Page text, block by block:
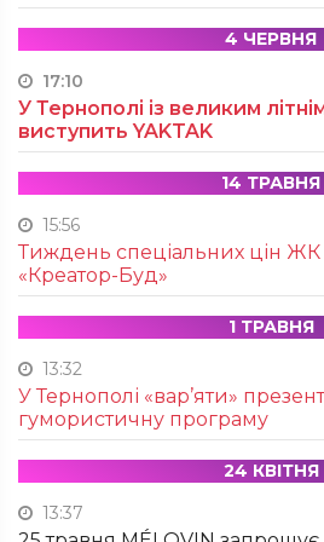
4 ЧЕРВНЯ
17:10
У Тернополі із великим
виступить YAKTAK
14 ТРАВНЯ
15:56
Тиждень спеціальних цін ЖК
«Креатор-Буд»
1 ТРАВНЯ
13:32
У Тернополі «вар’яти»
гумористичну програму
24 КВІТНЯ
13:37